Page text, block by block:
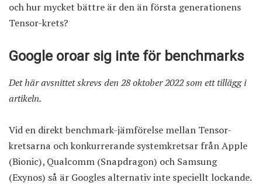
och hur mycket bättre är den än första generationens
Tensor-krets?
Google oroar sig inte för benchmarks
Det här avsnittet skrevs den 28 oktober 2022 som ett tillägg i
artikeln.
Vid en direkt benchmark-jämförelse mellan Tensor-
kretsarna och konkurrerande systemkretsar från Apple
(Bionic), Qualcomm (Snapdragon) och Samsung
(Exynos) så är Googles alternativ inte speciellt lockande.